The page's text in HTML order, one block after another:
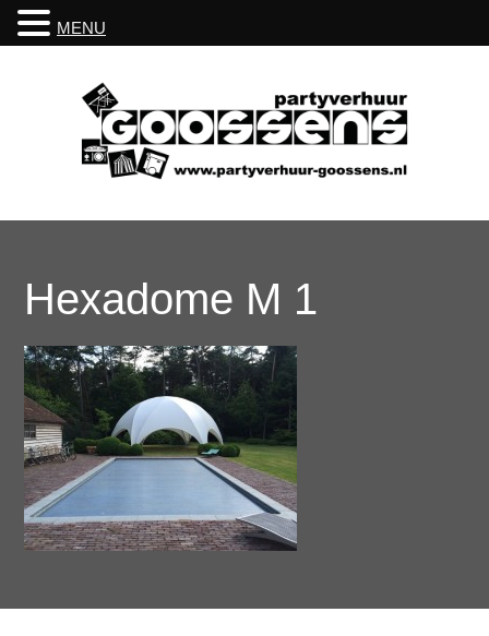
Hexadome M 1
MENU